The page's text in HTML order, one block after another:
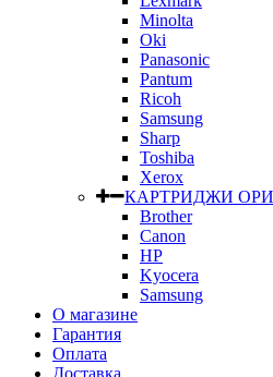
Minolta
Oki
Panasonic
Pantum
Ricoh
Samsung
Sharp
Toshiba
Xerox
КАРТРИДЖИ
Brother
Canon
HP
Kyocera
Samsung
О магазине
Гарантия
Оплата
Доставка